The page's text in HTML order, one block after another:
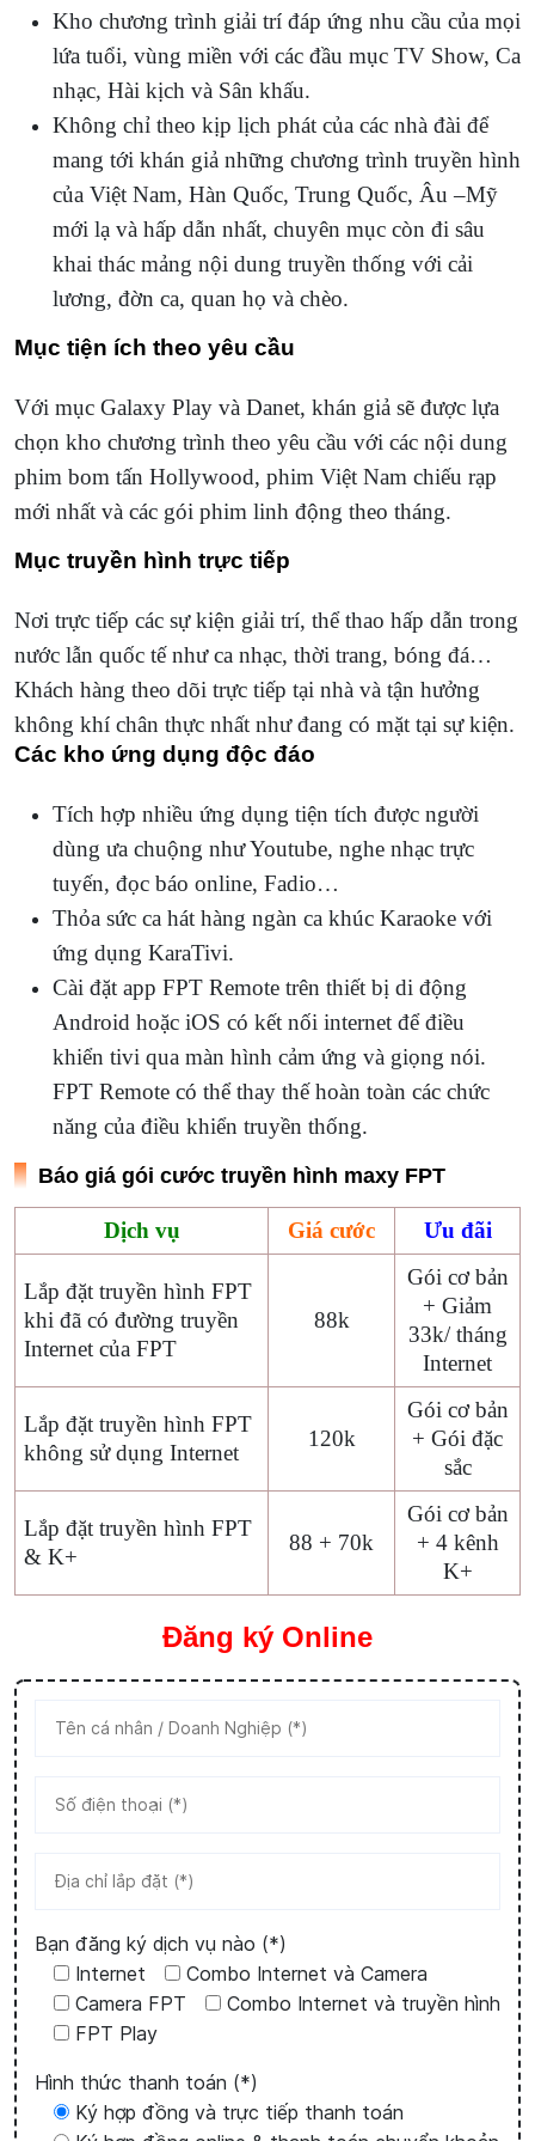
Kho chương trình giải trí đáp ứng nhu cầu của mọi
lứa tuổi, vùng miền với các đầu mục TV Show, Ca
nhạc, Hài kịch và Sân khấu.
Không chỉ theo kịp lịch phát của các nhà đài để
mang tới khán giả những chương trình truyền hình
của Việt Nam, Hàn Quốc, Trung Quốc, Âu –Mỹ
mới lạ và hấp dẫn nhất, chuyên mục còn đi sâu
khai thác mảng nội dung truyền thống với cải
lương, đờn ca, quan họ và chèo.
Mục tiện ích theo yêu cầu
Với mục Galaxy Play và Danet, khán giả sẽ được lựa
chọn kho chương trình theo yêu cầu với các nội dung
phim bom tấn Hollywood, phim Việt Nam chiếu rạp
mới nhất và các gói phim linh động theo tháng.
Mục truyền hình trực tiếp
Nơi trực tiếp các sự kiện giải trí, thể thao hấp dẫn trong
nước lẫn quốc tế như ca nhạc, thời trang, bóng đá…
Khách hàng theo dõi trực tiếp tại nhà và tận hưởng
không khí chân thực nhất như đang có mặt tại sự kiện.
Các kho ứng dụng độc đáo
Tích hợp nhiều ứng dụng tiện tích được người
dùng ưa chuộng như Youtube, nghe nhạc trực
tuyến, đọc báo online, Fadio…
Thỏa sức ca hát hàng ngàn ca khúc Karaoke với
ứng dụng KaraTivi.
Cài đặt app FPT Remote trên thiết bị di động
Android hoặc iOS có kết nối internet để điều
khiển tivi qua màn hình cảm ứng và giọng nói.
FPT Remote có thể thay thế hoàn toàn các chức
năng của điều khiển truyền thống.
Báo giá gói cước truyền hình maxy FPT
Dịch vụ Giá cước Ưu đãi
Lắp đặt truyền hình FPT
khi đã có đường truyền
Internet của FPT
88k
Gói cơ bản
+ Giảm
33k/ tháng
Internet
Lắp đặt truyền hình FPT
không sử dụng Internet
120k
Gói cơ bản
+ Gói đặc
sắc
Lắp đặt truyền hình FPT
& K+
88 + 70k
Gói cơ bản
+ 4 kênh
K+
Đăng ký Online
Bạn đăng ký dịch vụ nào (*)
Internet
Combo Internet và Camera
Camera FPT
Combo Internet và truyền hình
FPT Play
Hình thức thanh toán (*)
Ký hợp đồng và trực tiếp thanh toán